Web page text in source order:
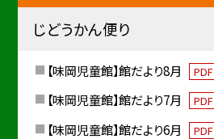
じどうかん便り
【味岡児童館】館だより8月 PDF
【味岡児童館】館だより7月
PDF
【味岡児童館】館だより6月
PDF